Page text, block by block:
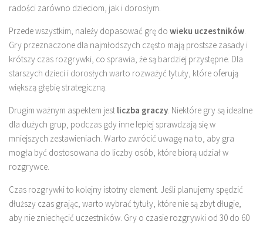
radości zarówno dzieciom, jak i dorosłym.
Przede wszystkim, należy dopasować grę do wieku uczestników
Gry przeznaczone dla najmłodszych często mają prostsze zasady i
krótszy czas rozgrywki, co sprawia, że są bardziej przystępne. Dla
starszych dzieci i dorosłych warto rozważyć tytuły, które oferują
większą głębię strategiczną.
Drugim ważnym aspektem jest liczba graczy . Niektóre gry są idealne
dla dużych grup, podczas gdy inne lepiej sprawdzają się w
mniejszych zestawieniach. Warto zwrócić uwagę na to, aby gra
mogła być dostosowana do liczby osób, które biorą udział w
rozgrywce.
Czas rozgrywki to kolejny istotny element. Jeśli planujemy spędzić
dłuższy czas grając, warto wybrać tytuły, które nie są zbyt długie,
aby nie zniechęcić uczestników. Gry o czasie rozgrywki od 30 do 60